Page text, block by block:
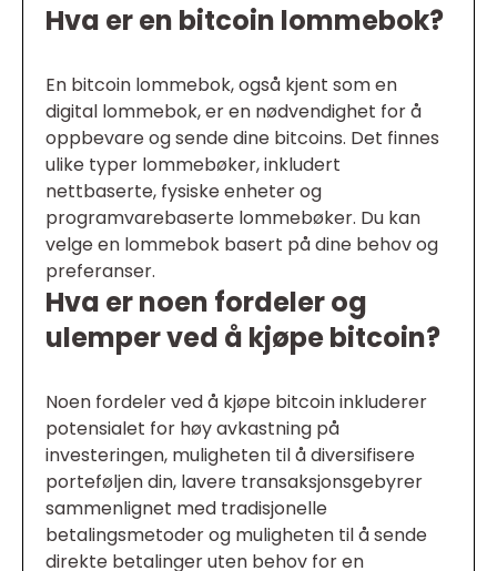
Hva er en bitcoin lommebok?
En bitcoin lommebok, også kjent som en
digital lommebok, er en nødvendighet for å
oppbevare og sende dine bitcoins. Det finnes
ulike typer lommebøker, inkludert
nettbaserte, fysiske enheter og
programvarebaserte lommebøker. Du kan
velge en lommebok basert på dine behov og
preferanser.
Hva er noen fordeler og
ulemper ved å kjøpe bitcoin?
Noen fordeler ved å kjøpe bitcoin inkluderer
potensialet for høy avkastning på
investeringen, muligheten til å diversifisere
porteføljen din, lavere transaksjonsgebyrer
sammenlignet med tradisjonelle
betalingsmetoder og muligheten til å sende
direkte betalinger uten behov for en